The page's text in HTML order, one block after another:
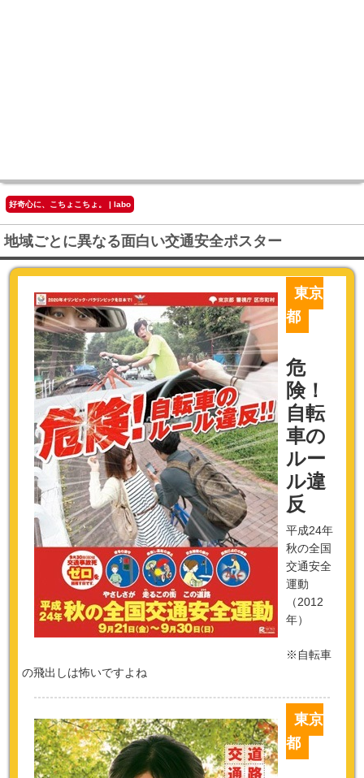
好奇心に、こちょこちょ。 | labo
地域ごとに異なる面白い交通安全ポスター
東京
都
危
険！
自転
車の
ルー
ル違
反
平成24年
秋の全国
交通安全
運動
（2012
年）
※自転車
の飛出しは怖いですよね
東京
都